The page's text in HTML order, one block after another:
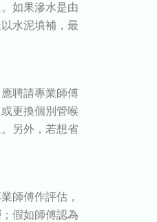
如果滲水是由
水泥填補，最
聘請專業師傅
更換個別管喉
另外，若想省
師傅作評估，
假如師傅認為